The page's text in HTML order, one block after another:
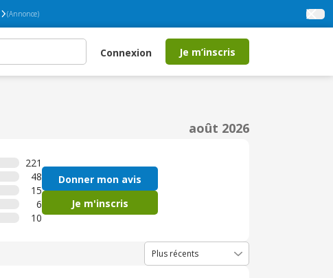
(Annonce)
Connexion Je m’inscris
août 2026
221
48
15
6
10
Donner mon avis
Je m'inscris